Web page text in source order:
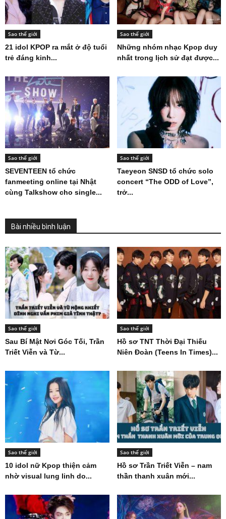
Sao thế giới
21 idol KPOP ra mắt ở độ tuổi
trẻ đáng kinh...
Sao thế giới
Những nhóm nhạc Kpop duy
nhất trong lịch sử đạt được...
Sao thế giới
SEVENTEEN tổ chức
fanmeeting online tại Nhật
cùng Talkshow cho single...
Sao thế giới
Taeyeon SNSD tổ chức solo
concert “The ODD of Love”,
trở...
Bài nhiều bình luận
Sao thế giới
Sau Bí Mật Nơi Góc Tối, Trần
Triết Viễn và Từ...
Sao thế giới
Hồ sơ TNT Thời Đại Thiếu
Niên Đoàn (Teens In Times)...
Sao thế giới
10 idol nữ Kpop thiện cảm
nhờ visual lung linh do...
Sao thế giới
Hồ sơ Trần Triết Viễn – nam
thần thanh xuân mới...